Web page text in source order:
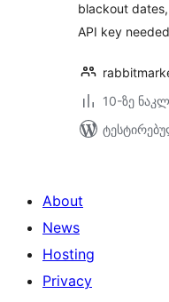
blackout
API key
10-ზე
About
News
Hosting
Privacy